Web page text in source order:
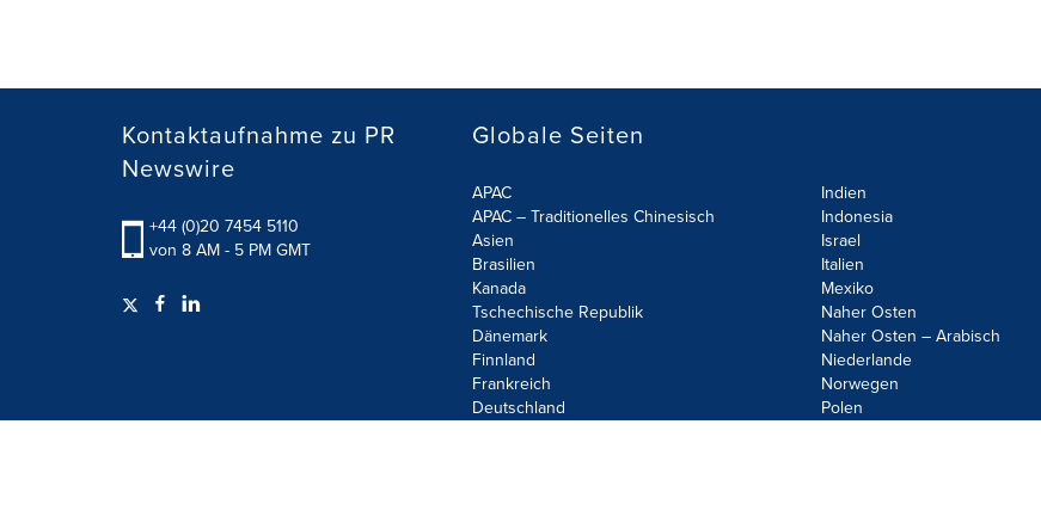
Kontaktaufnahme zu PR
Newswire
+44 (0)20 7454 5110
von 8 AM - 5 PM GMT
Globale Seiten
APAC
APAC – Traditionelles Chinesisch
Asien
Brasilien
Kanada
Tschechische Republik
Dänemark
Finnland
Frankreich
Deutschland
Indien
Indonesia
Israel
Italien
Mexiko
Naher Osten
Naher Osten – Arabisch
Niederlande
Norwegen
Polen